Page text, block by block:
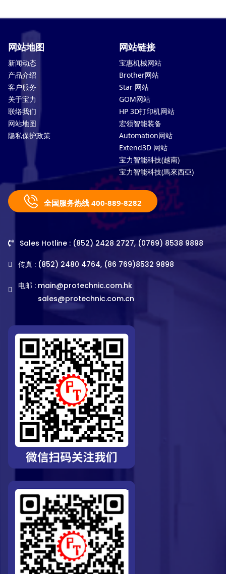
网站地图
新闻动态
产品介绍
客户服务
关于宝力
联络我们
网站地图
隐私保护政策
网站链接
宝惠机械网站
Brother网站
Star 网站
GOM网站
HP 3D打印机网站
宏领智能装备
Automation网站
Extend3D 网站
宝力智能科技(越南)
宝力智能科技(馬來西亞)
全国服务热线 400-889-8282
Sales Hotline : (852) 2428 2727, (0769) 8538 9898
传真 : (852) 2480 4764, (86 769)8532 9898
电邮 : main@protechnic.com.hk
sales@protechnic.com.cn